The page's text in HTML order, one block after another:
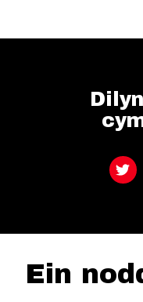
Ein